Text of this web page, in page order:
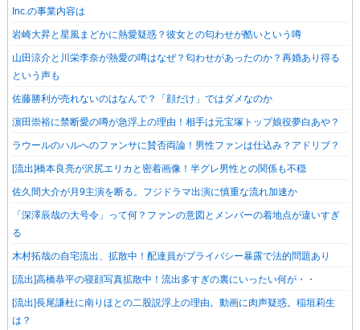
Inc.の事業内容は
岩崎大昇と星風まどかに熱愛疑惑？彼女との匂わせが酷いという噂
山田涼介と川栄李奈が熱愛の噂はなぜ？匂わせがあったのか？再婚あり得る
という声も
佐藤勝利が売れないのはなんで？「顔だけ」ではダメなのか
濵田崇裕に禁断愛の噂が急浮上の理由！相手は元宝塚トップ娘役夢白あや？
ラウールのハルへのファンサに賛否両論！男性ファンは仕込み？アドリブ？
[流出]橋本良亮が沢尻エリカと密着画像！半グレ男性との関係も不穏
佐久間大介が月9主演を断る。フジドラマ出演に慎重な流れ加速か
「深澤辰哉の大号令」って何？ファンの意図とメンバーの着地点が違いすぎ
る
木村拓哉の自宅流出、拡散中！配達員がプライバシー暴露で法的問題あり
[流出]高橋恭平の寝顔写真拡散中！流出多すぎの裏にいったい何が・・
[流出]長尾謙杜に南りほとの二股説浮上の理由。動画に肉声疑惑。稲垣莉生
は？